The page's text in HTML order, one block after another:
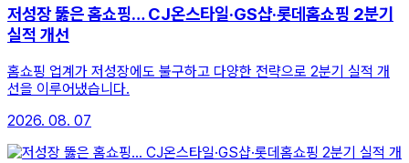
저성장 뚫은 홈쇼핑… CJ온스타일·GS샵·롯데홈쇼핑 2분기
실적 개선
홈쇼핑 업계가 저성장에도 불구하고 다양한 전략으로 2분기 실적 개
선을 이루어냈습니다.
2026. 08. 07